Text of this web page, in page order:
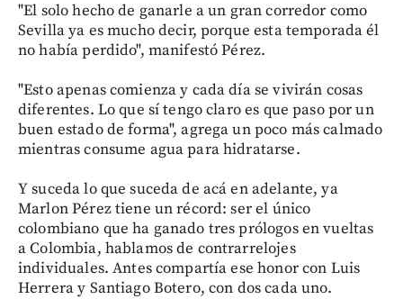
"El solo hecho de ganarle a un gran corredor como
Sevilla ya es mucho decir, porque esta temporada él
no había perdido", manifestó Pérez.
"Esto apenas comienza y cada día se vivirán cosas
diferentes. Lo que sí tengo claro es que paso por un
buen estado de forma", agrega un poco más calmado
mientras consume agua para hidratarse.
Y suceda lo que suceda de acá en adelante, ya
Marlon Pérez tiene un récord: ser el único
colombiano que ha ganado tres prólogos en vueltas
a Colombia, hablamos de contrarrelojes
individuales. Antes compartía ese honor con Luis
Herrera y Santiago Botero, con dos cada uno.